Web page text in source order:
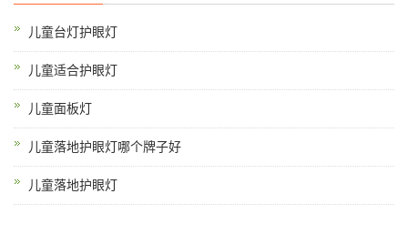
儿童台灯护眼灯
儿童适合护眼灯
儿童面板灯
儿童落地护眼灯哪个牌子好
儿童落地护眼灯